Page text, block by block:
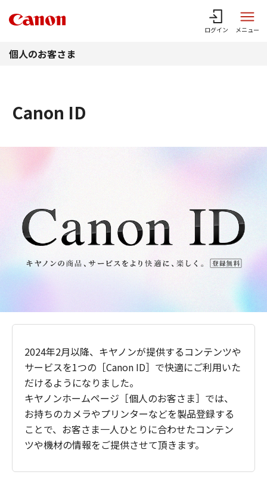
ログイン メニュー
個人のお客さま
Canon ID
2024年2月以降、キヤノンが提供するコンテンツや
サービスを1つの［Canon ID］で快適にご利用いた
だけるようになりました。
キヤノンホームページ［個人のお客さま］では、
お持ちのカメラやプリンターなどを製品登録する
ことで、お客さま一人ひとりに合わせたコンテン
ツや機材の情報をご提供させて頂きます。